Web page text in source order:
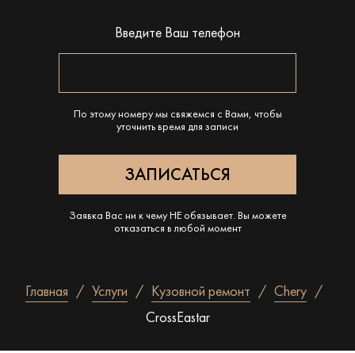
Введите Ваш телефон
По этому номеру мы свяжемся с Вами, чтобы
уточнить время для записи
Заявка Вас ни к чему НЕ обязывает. Вы можете
отказаться в любой момент
Главная Услуги Кузовной ремонт
Chery
CrossEastar